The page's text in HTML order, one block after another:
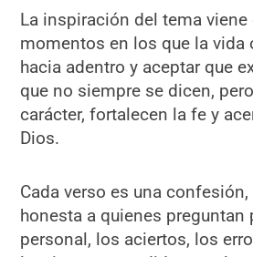
La inspiración del tema viene
momentos en los que la vida
hacia adentro y aceptar que
que no siempre se dicen,
carácter, fortalecen la fe y
Dios.
Cada verso es una
honesta a quienes preguntan
personal, los aciertos, los